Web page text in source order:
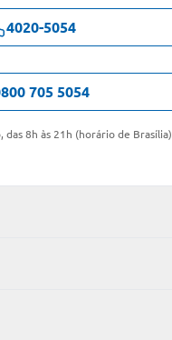
4020-5054
705 5054
das 8h às 21h (horário de Brasília)